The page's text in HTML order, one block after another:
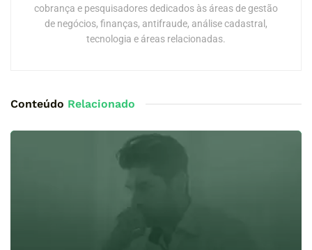
cobrança e pesquisadores dedicados às áreas de gestão
de negócios, finanças, antifraude, análise cadastral,
tecnologia e áreas relacionadas.
Conteúdo Relacionado